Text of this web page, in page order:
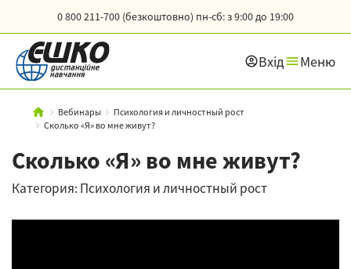
0 800 211-700 (безкоштовно) пн-сб: з 9:00 до 19:00
Вхід Меню
Вебинары
Психология и личностный рост
Сколько «Я» во мне живут?
Сколько «Я» во мне живут?
Категория: Психология и личностный рост